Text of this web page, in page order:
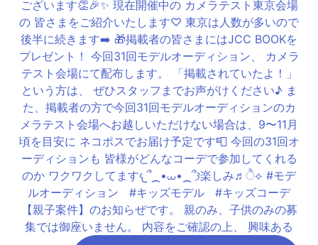
【親子案件】のお知らぜです。 親のみ、子供のみの募
集では御座いません。 内容をご確認の上、 興味ある